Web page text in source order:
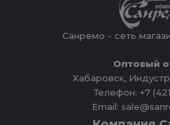
Санремо - сеть
Оптовый
Хабаровск,
Телефон: +7
Email: